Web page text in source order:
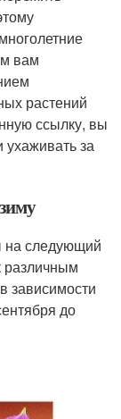
вам
растений
ссылку, вы
ухаживать за
на следующий
различным
зависимости
до